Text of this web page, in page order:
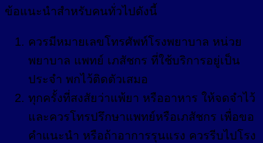
ข้อแนะนำสำหรับคนทั่วไปดังนี้
ควรมีหมายเลขโทรศัพท์โรงพยาบาล หน่วย
พยาบาล แพทย์ เภสัชกร ที่ใช้บริการอยู่เป็น
ประจำ พกไว้ติดตัวเสมอ
ทุกครั้งที่สงสัยว่าแพ้ยา หรืออาหาร ให้จดจำไว้
และควรโทรปรึกษาแพทย์หรือเภสัชกร เพื่อขอ
คำแนะนำ หรือถ้าอาการรุนแรง ควรรีบไปโรง